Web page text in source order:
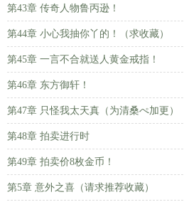
第43章 传奇人物鲁丙逊！
第44章 小心我抽你丫的！（求收藏）
第45章 一言不合就送人黄金戒指！
第46章 东方御轩！
第47章 只怪我太天真（为清桑ぺ加更）
第48章 拍卖进行时
第49章 拍卖价8枚金币！
第5章 意外之喜（请求推荐收藏）